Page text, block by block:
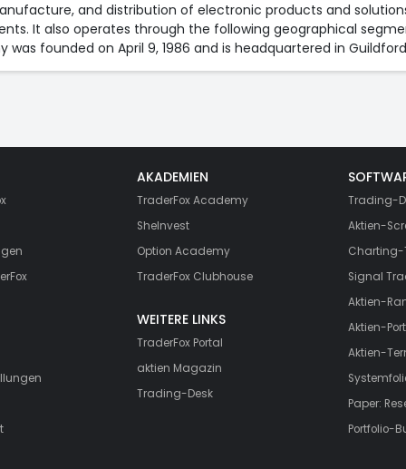
and distribution of electronic products and
It also operates through the following geographical
was founded on April 9, 1986 and is headquartered in
AKADEMIEN
TraderFox Academy
SheInvest
Option Academy
TraderFox Clubhouse
WEITERE LINKS
TraderFox Portal
aktien Magazin
Trading-Desk
Trading-
Aktien-
Charting-
Signal
Aktien-
Aktien-
Aktien-
Paper:
Portfolio-